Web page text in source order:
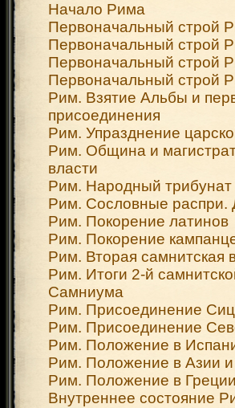
Начало Рима
Первоначальный строй
Первоначальный строй
Первоначальный строй
Первоначальный строй
Рим. Взятие Альбы и
присоединения
Рим. Упразднение
Рим. Община и
власти
Рим. Народный трибунат
Рим. Сословные распри.
Рим. Покорение латинов
Рим. Покорение
Рим. Вторая самнитская
Рим. Итоги 2-й
Самниума
Рим. Присоединение
Рим. Присоединение
Рим. Положение в
Рим. Положение в Азии и
Рим. Положение в
Внутреннее состояние